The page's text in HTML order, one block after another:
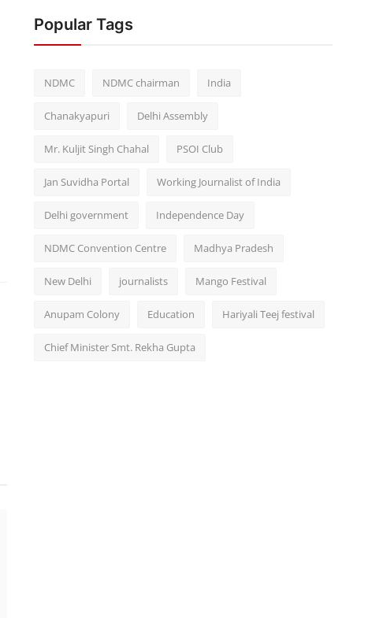
Popular Tags
NDMC NDMC chairman India
Chanakyapuri Delhi Assembly
Mr. Kuljit Singh Chahal PSOI Club
Jan Suvidha Portal Working Journalist of India
Delhi government Independence Day
NDMC Convention Centre Madhya Pradesh
New Delhi journalists Mango Festival
Anupam Colony Education Hariyali Teej festival
Chief Minister Smt. Rekha Gupta